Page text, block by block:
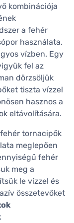
kombinációja
a fehér
használata.
vízben. Egy
fel az
dörzsöljük
tiszta vízzel
hasznos a
eltávolítására.
tornacipők
meglepően
fehér
meg a
le vízzel és
összetevőket